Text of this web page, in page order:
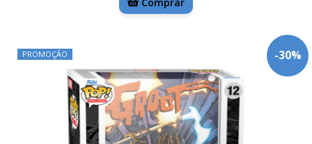
-30%
PROMOÇÃO